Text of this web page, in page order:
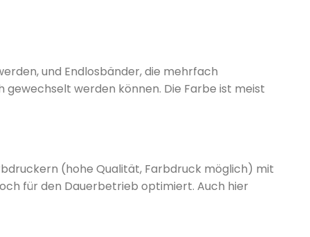
und Endlosbänder, die mehrfach
werden können. Die Farbe ist meist
(hohe Qualität, Farbdruck möglich) mit
für den Dauerbetrieb optimiert. Auch hier